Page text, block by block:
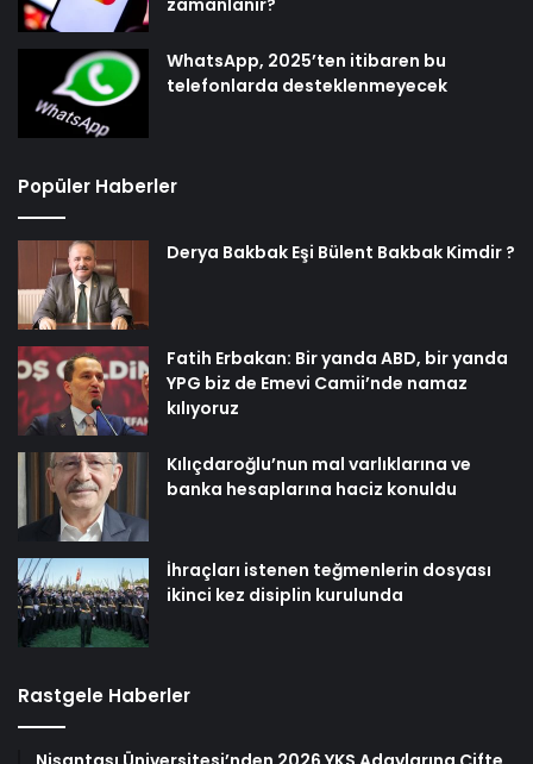
zamanlanır?
WhatsApp, 2025’ten itibaren bu
telefonlarda desteklenmeyecek
Popüler Haberler
Derya Bakbak Eşi Bülent Bakbak Kimdir ?
Fatih Erbakan: Bir yanda ABD, bir yanda
YPG biz de Emevi Camii’nde namaz
kılıyoruz
Kılıçdaroğlu’nun mal varlıklarına ve
banka hesaplarına haciz konuldu
İhraçları istenen teğmenlerin dosyası
ikinci kez disiplin kurulunda
Rastgele Haberler